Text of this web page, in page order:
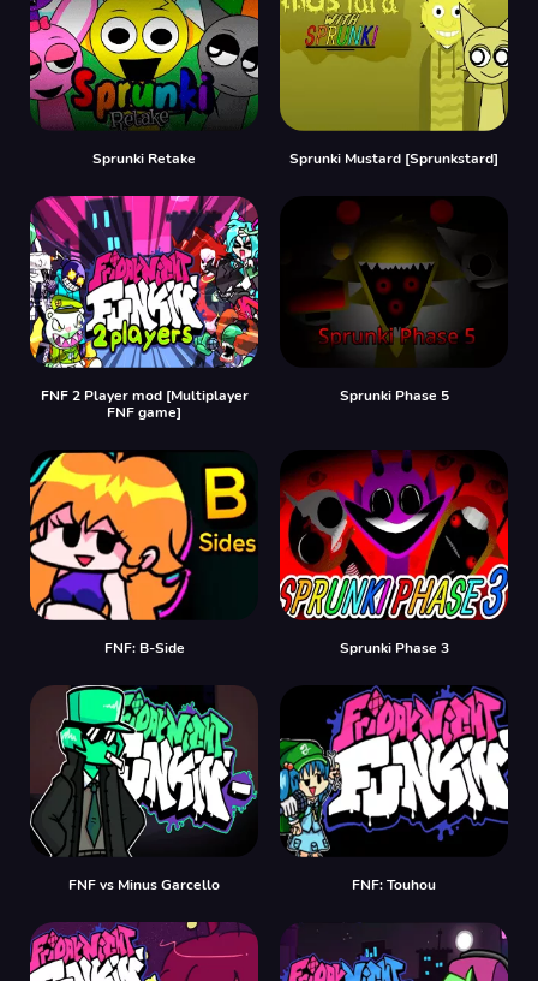
Sprunki Retake Sprunki Mustard [Sprunkstard]
FNF 2 Player mod [Multiplayer
FNF game]
Sprunki Phase 5
FNF: B-Side Sprunki Phase 3
FNF vs Minus Garcello FNF: Touhou